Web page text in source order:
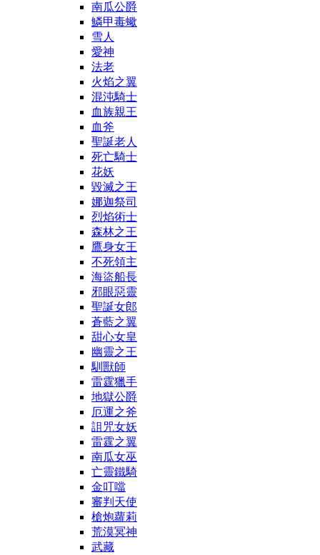
南瓜公爵
鱗甲毒蠍
雪人
愛神
法老
火焰之翼
混沌騎士
血族親王
血斧
聖誕老人
死亡騎士
花妖
毀滅之王
娜迦祭司
烈焰術士
森林之王
鷹身女王
不死領主
海盜船長
邪眼惡靈
聖誕女郎
蒼藍之翼
甜心女皇
幽靈之王
馴獸師
雷霆獵手
地獄公爵
厄運之斧
詛咒女妖
雷霆之翼
南瓜女巫
亡靈鐵騎
金叮噹
審判天使
槍炮蘿莉
荒漠冥神
武藏